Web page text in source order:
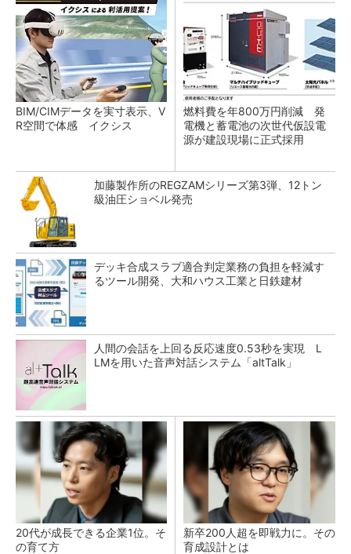
BIM/CIMデータを実寸表示、V
R空間で体感 イクシス
燃料費を年800万円削減 発
電機と蓄電池の次世代仮設電
源が建設現場に正式採用
加藤製作所のREGZAMシリーズ第3弾、12トン
級油圧ショベル発売
デッキ合成スラブ適合判定業務の負担を軽減す
るツール開発、大和ハウス工業と日鉄建材
人間の会話を上回る反応速度0.53秒を実現 L
LMを用いた音声対話システム「altTalk」
20代が成長できる企業1位。そ
の育て方
新卒200人超を即戦力に。その
育成設計とは